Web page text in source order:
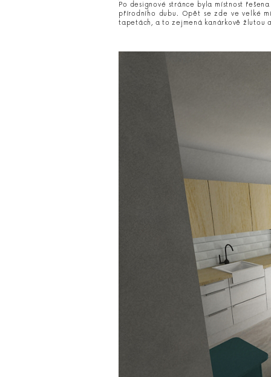
Po designové stránce byla místnost
přírodního dubu. Opět se zde ve velké
tapetách, a to zejmená kanárkově žlutou